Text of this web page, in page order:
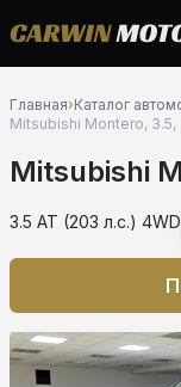
Главная›Каталог
Mitsubishi Montero, 3.5,
Mitsubishi
3.5 AT (203 л.с.) 4WD